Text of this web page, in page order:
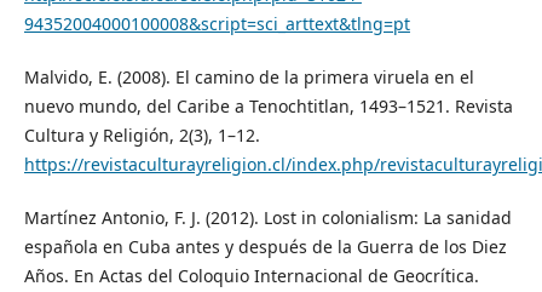
94352004000100008&script=sci_arttext&tlng=pt
Malvido, E. (2008). El camino de la primera viruela en el
nuevo mundo, del Caribe a Tenochtitlan, 1493–1521. Revista
Cultura y Religión, 2(3), 1–12.
https://revistaculturayreligion.cl/index.php/
Martínez Antonio, F. J. (2012). Lost in colonialism: La sanidad
española en Cuba antes y después de la Guerra de los Diez
Años. En Actas del Coloquio Internacional de Geocrítica.